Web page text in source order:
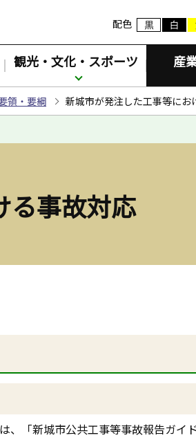
配色
観光・文化・スポーツ 産
領・要綱 新城市が発注した工事等にお
る事故対応
「新城市公共工事等事故報告ガイ